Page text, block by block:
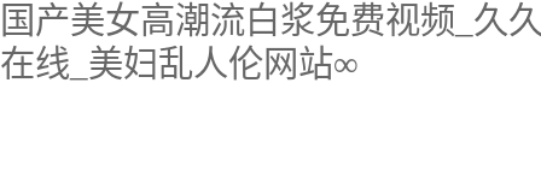
国产美女高潮流白浆免费视频_久
在线_美妇乱人伦网站∞